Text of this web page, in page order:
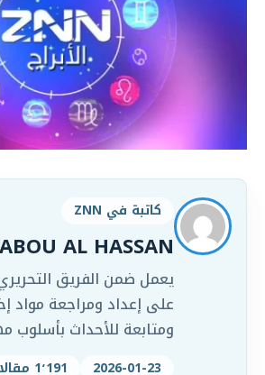
كاتبة في ZNN
AL HASSAN
على إعداد ومراجعة مواد
ومتابعة للأحداث
2026-01-23 1٬191 مقالات